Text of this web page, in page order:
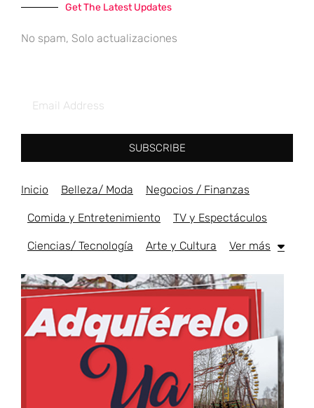
Get The Latest Updates
No spam, Solo actualizaciones
SUBSCRIBE
Inicio Belleza/ Moda Negocios / Finanzas
Comida y Entretenimiento TV y Espectáculos
Ciencias/ Tecnología Arte y Cultura Ver más